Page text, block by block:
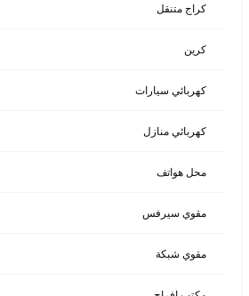
كراج متنقل
كرين
كهربائي سيارات
كهربائي منازل
محل هواتف
مقوي سيرفس
مقوي شبكة